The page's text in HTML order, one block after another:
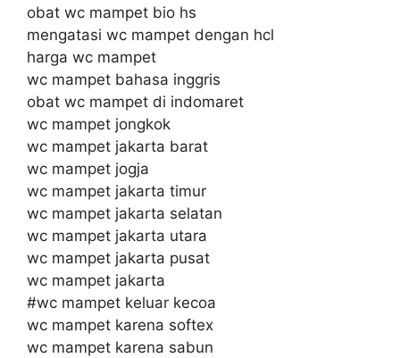
obat wc mampet bio hs
mengatasi wc mampet dengan hcl
harga wc mampet
wc mampet bahasa inggris
obat wc mampet di indomaret
wc mampet jongkok
wc mampet jakarta barat
wc mampet jogja
wc mampet jakarta timur
wc mampet jakarta selatan
wc mampet jakarta utara
wc mampet jakarta pusat
wc mampet jakarta
#wc mampet keluar kecoa
wc mampet karena softex
wc mampet karena sabun